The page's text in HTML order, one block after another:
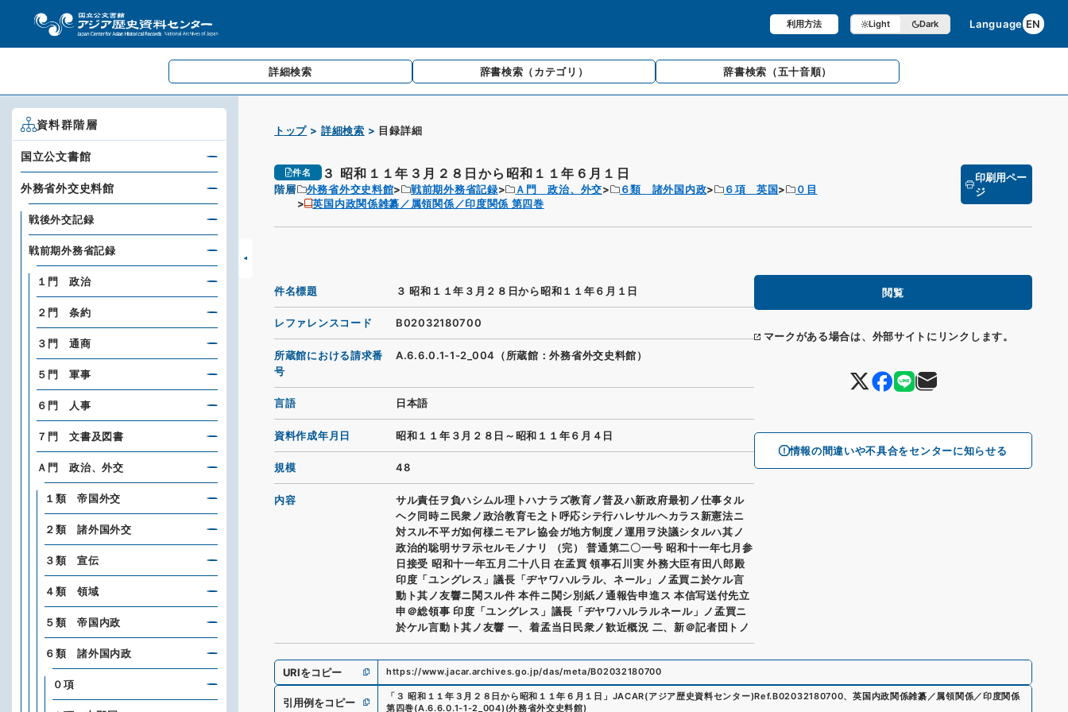
利用方法 Light Dark Language EN
詳細検索 辞書検索 （カテゴリ） 辞書検索 （五十音順）
トップ 詳細検索 目録詳細
件名 ３ 昭和１１年３月２８日から昭和１１年６月１日
階層 外務省外交史料館 戦前期外務省記録 Ａ門 政治、外交 ６類 諸外国内政 ６項 英国
０目
英国内政関係雑纂／属領関係／印度関係 第四巻
印刷用ペー
ジ
閲覧
マークがある場合は、外部サイトにリンクします。
情報の間違いや不具合をセンターに知らせる
件名標題 ３ 昭和１１年３月２８日から昭和１１年６月１日
レファレンスコード B02032180700
所蔵館における請求番
号
A.6.6.0.1-1-2_004（所蔵館：外務省外交史料館）
言語 日本語
資料作成年月日 昭和１１年３月２８日～昭和１１年６月４日
規模 48
内容
サル責任ヲ負ハシムル理トハナラズ教育ノ普及ハ新政府最初ノ仕事タル
ヘク同時ニ民衆ノ政治教育モ之ト呼応シテ行ハレサルヘカラス新憲法ニ
対スル不平ガ如何様ニモアレ協会ガ地方制度ノ運用ヲ決議シタルハ其ノ
政治的聡明サヲ示セルモノナリ （完） 普通第二〇一号 昭和十一年七月参
日接受 昭和十一年五月二十八日 在孟買 領事石川実 外務大臣有田八郎殿
印度「ユングレス」議長「ヂヤワハルラル、ネール」ノ孟買ニ於ケル言
動ト其ノ友響ニ関スル件 本件ニ関シ別紙ノ通報告申進ス 本信写送付先立
申＠総領事 印度「ユングレス」議長「ヂヤワハルラルネール」ノ孟買ニ
於ケル言動ト其ノ友響 一、着孟当日民衆ノ歓近概況 二、新＠記者団トノ
URIをコピー https://www.jacar.archives.go.jp/das/meta/B02032180700
引用例をコピー 「 ３ 昭和１１年３月２８日から昭和１１年６月１日 」 JACAR(アジア歴史資料センター)Ref.B02032180700、英国内政関係雑纂／属領関係／印度関係
第四巻(A.6.6.0.1-1-2_004)(外務省外交史料館)
資料群階層
国立公文書館
外務省外交史料館
戦後外交記録
戦前期外務省記録
１門 政治
２門 条約
３門 通商
５門 軍事
６門 人事
７門 文書及図書
Ａ門 政治、外交
１類 帝国外交
２類 諸外国外交
３類 宣伝
４類 領域
５類 帝国内政
６類 諸外国内政
０項